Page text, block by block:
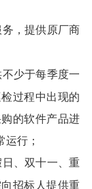
务，提供原厂商
少于每季度一
过程中出现的
的软件产品进
行；
日、双十一、重
招标人提供重